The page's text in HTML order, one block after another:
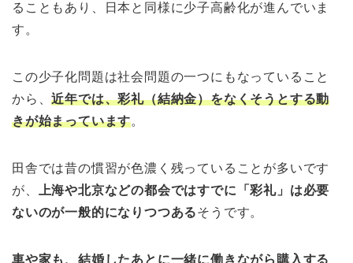
ることもあり、日本と同様に少子高齢化が進んでいま
す。
この少子化問題は社会問題の一つにもなっていること
から、近年では、彩礼（結納金）をなくそうとする動
きが始まっています。
田舎では昔の慣習が色濃く残っていることが多いです
が、
上海や北京などの都会ではすでに「彩礼」は必要
ないのが一般的になりつつあるそうです。
車や家も、結婚したあとに一緒に働きながら購入する